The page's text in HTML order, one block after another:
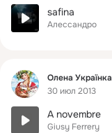
safina
Алессандро
Фид
Олена Українка
30 июл 2013
A novembre
Giusy Ferrery